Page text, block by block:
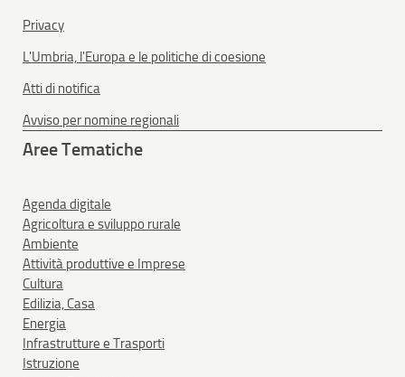
Privacy
L'Umbria, l'Europa e le politiche di coesione
Atti di notifica
Avviso per nomine regionali
Aree Tematiche
Agenda digitale
Agricoltura e sviluppo rurale
Ambiente
Attività produttive e Imprese
Cultura
Edilizia, Casa
Energia
Infrastrutture e Trasporti
Istruzione